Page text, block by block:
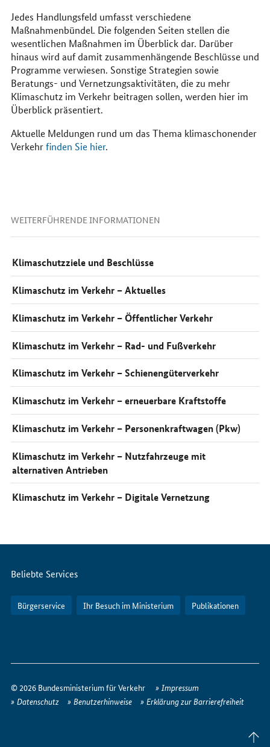
Jedes Handlungsfeld umfasst verschiedene
Maßnahmenbündel. Die folgenden Seiten stellen die
wesentlichen Maßnahmen im Überblick dar. Darüber
hinaus wird auf damit zusammenhängende Beschlüsse und
Programme verwiesen. Sonstige Strategien sowie
Beratungs- und Vernetzungsaktivitäten, die zu mehr
Klimaschutz im Verkehr beitragen sollen, werden hier im
Überblick präsentiert.
Aktuelle Meldungen rund um das Thema klimaschonender
Verkehrfinden Sie hier.
WEITERFÜHRENDE INFORMATIONEN
Klimaschutzziele und Beschlüsse
Klimaschutz im Verkehr – Aktuelles
Klimaschutz im Verkehr – Öffentlicher Verkehr
Klimaschutz im Verkehr – Rad- und Fußverkehr
Klimaschutz im Verkehr – Schienengüterverkehr
Klimaschutz im Verkehr – erneuerbare Kraftstoffe
Klimaschutz im Verkehr – Personenkraftwagen (Pkw)
Klimaschutz im Verkehr – Nutzfahrzeuge mit
alternativen Antrieben
Klimaschutz im Verkehr – Digitale Vernetzung
Servicemenü
Beliebte Services
Bürgerservice Ihr Besuch im Ministerium Publikationen
erreichen
Sie
© 2026 Bundesministerium für Verkehr
Impressum
Datenschutz
Benutzerhinweise Erklärung zur Barrierefreiheit